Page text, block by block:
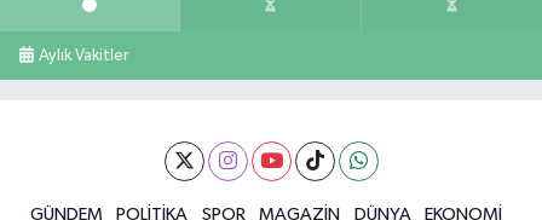
Aylık Vakitler
GÜNDEM POLİTİKA SPOR MAGAZİN DÜNYA
EKONOMİ